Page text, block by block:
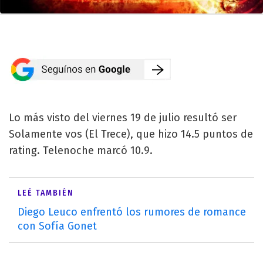
Lo más visto del viernes 19 de julio resultó ser
Solamente vos (El Trece), que hizo 14.5 puntos de
rating. Telenoche marcó 10.9.
LEÉ TAMBIÉN
Diego Leuco enfrentó los rumores de romance
con Sofía Gonet